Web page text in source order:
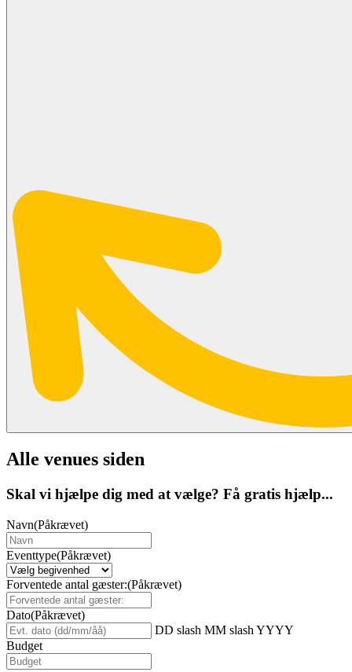
Alle venues siden
Skal vi hjælpe dig med at vælge? Få gratis hjælp...
Navn(Påkrævet)
Eventtype(Påkrævet)
Forventede antal gæster:(Påkrævet)
Dato(Påkrævet)
DD slash MM slash YYYY
Budget